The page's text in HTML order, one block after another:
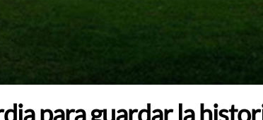
para guardar la